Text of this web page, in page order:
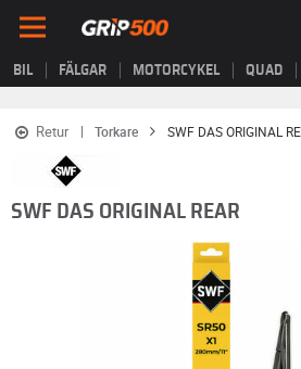
BIL FÄLGAR MOTORCYKEL QUAD
Retur Torkare SWF DAS ORIGINAL
SWF DAS ORIGINAL REAR